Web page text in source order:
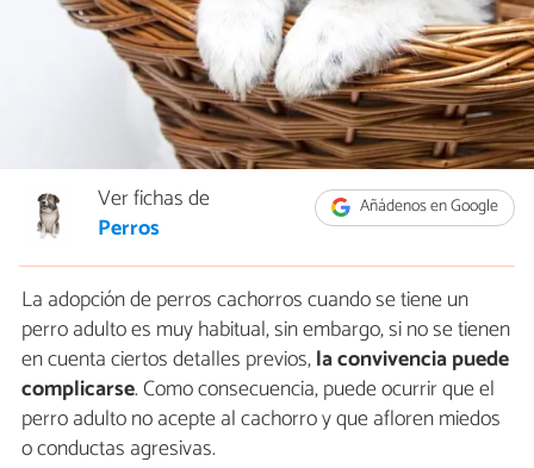
Añádenos en Google
Ver fichas de
Perros
La adopción de perros cachorros cuando se tiene un
perro adulto es muy habitual, sin embargo, si no se tienen
en cuenta ciertos detalles previos,la convivencia puede
complicarse. Como consecuencia, puede ocurrir que el
perro adulto no acepte al cachorro y que afloren miedos
o conductas agresivas.